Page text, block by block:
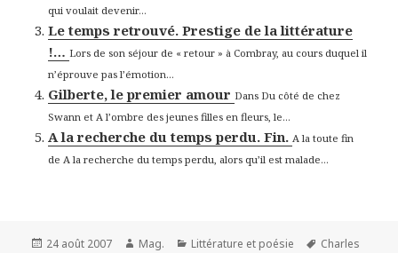
qui voulait devenir...
Le temps retrouvé. Prestige de la littérature
!… Lors de son séjour de « retour » à Combray, au cours duquel il
n’éprouve pas l’émotion...
Gilberte, le premier amour Dans Du côté de chez
Swann et A l’ombre des jeunes filles en fleurs, le...
A la recherche du temps perdu. Fin.A la toute fin
de A la recherche du temps perdu, alors qu’il est malade...
Publié
24 août 2007 Auteur
Mag. Catégories
Littérature et poésie
Mots-
Charles